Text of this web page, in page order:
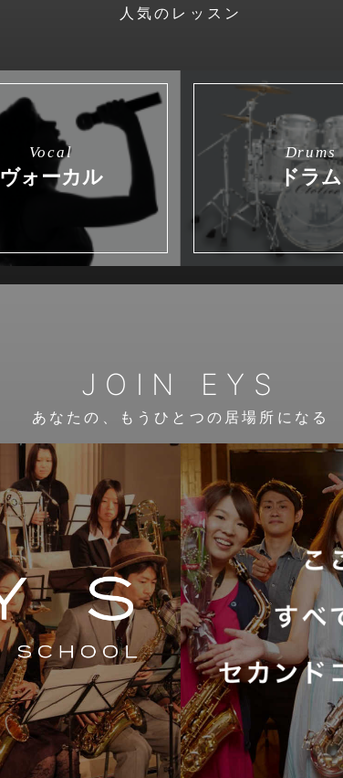
人気のレッスン
Vocal
ヴォーカル
Drums
ドラム
JOIN EYS
あなたの、もうひとつの居場所になる